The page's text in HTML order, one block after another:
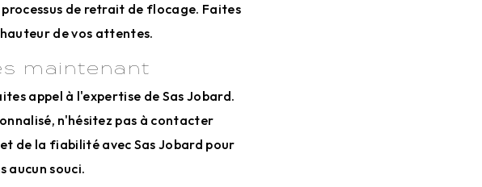
de retrait de flocage. Faites
de vos attentes.
maintenant
appel à l'expertise de Sas Jobard.
n'hésitez pas à contacter
de la fiabilité avec Sas Jobard pour
aucun souci.